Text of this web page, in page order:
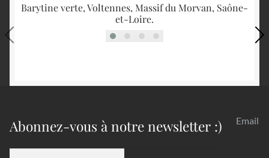
Barytine verte, Voltennes, Massif du Morvan, Saône-
et-Loire.
Abonnez-vous à notre newsletter :) Email